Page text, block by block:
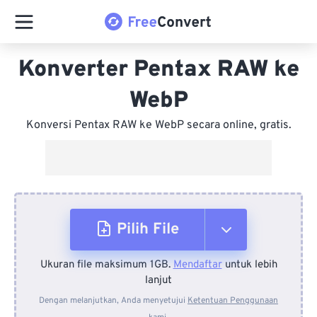
Konverter Pentax RAW ke
WebP
Konversi Pentax RAW ke WebP secara online, gratis.
Pilih File
Dari Perangkat
Ukuran file maksimum 1GB.Mendaftaruntuk lebih
lanjut
Dengan melanjutkan, Anda menyetujui Ketentuan Penggunaan